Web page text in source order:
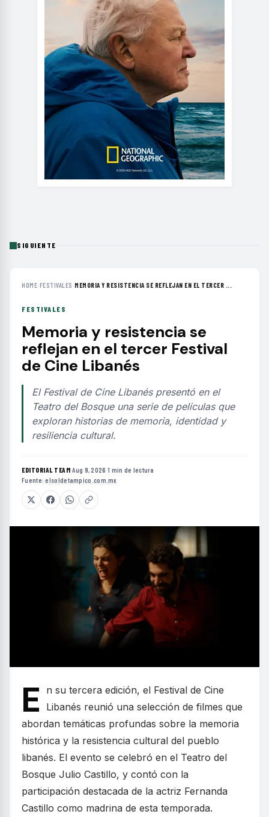
SIGUIENTE
HOME›FESTIVALES ›MEMORIA Y RESISTENCIA SE REFLEJAN EN EL TERCER ...
FESTIVALES
Memoria y resistencia se
reflejan en el tercer Festival
de Cine Libanés
El Festival de Cine Libanés presentó en el
Teatro del Bosque una serie de películas que
exploran historias de memoria, identidad y
resiliencia cultural.
EDITORIAL TEAM·Aug 9, 2026 ·1 min de lectura ·
Fuente:elsoldetampico.com.mx
E
n su tercera edición, el Festival de Cine
Libanés reunió una selección de filmes que
abordan temáticas profundas sobre la memoria
histórica y la resistencia cultural del pueblo
libanés. El evento se celebró en el Teatro del
Bosque Julio Castillo, y contó con la
participación destacada de la actriz Fernanda
Castillo como madrina de esta temporada.